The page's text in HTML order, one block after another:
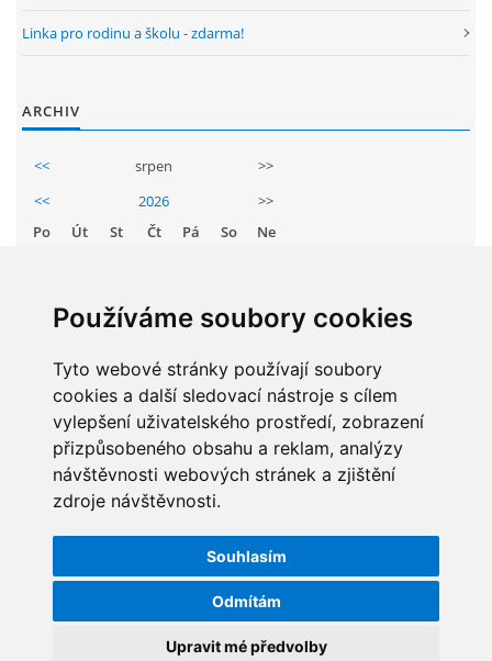
Používáme soubory cookies
Tyto webové stránky používají soubory
cookies a další sledovací nástroje s cílem
vylepšení uživatelského prostředí, zobrazení
přizpůsobeného obsahu a reklam, analýzy
návštěvnosti webových stránek a zjištění
zdroje návštěvnosti.
Souhlasím
Odmítám
Upravit mé předvolby
NAŠE ÚSPĚCHY
JAK MOTIVOVAT DÍTĚ KE ČTENÍ
REZERVAČNÍ SYSTÉM SPORTOVNÍ HALY
ŠKOLNÍ PORADENSKÉ PRACOVIŠTĚ
NAUČNÁ STEZKA ZBRASLAV
Linka pro rodinu a školu - zdarma!
ARCHIV
<< srpen
>>
<<
2026
>>
Po
Út St Čt Pá So
Ne
11 12 13 14 15
16
18 19 20 21 22
23
25 26 27 28 29
30
STATISTIKY